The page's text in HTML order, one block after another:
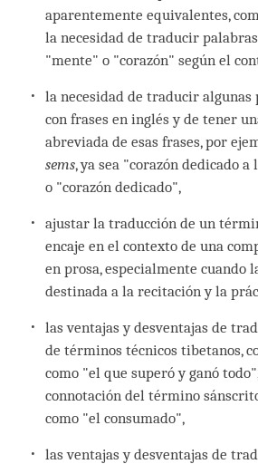
aparentemente equivalentes,
la necesidad de traducir
"mente" o "corazón" según el
la necesidad de traducir algunas
con frases en inglés y de tener
abreviada de esas frases, por
sems, ya sea "corazón dedicado
o "corazón dedicado",
ajustar la traducción de un
encaje en el contexto de una
en prosa, especialmente cuando
destinada a la recitación y la
las ventajas y desventajas de
de términos técnicos tibetanos,
como "el que superó y ganó
connotación del término
como "el consumado",
las ventajas y desventajas de